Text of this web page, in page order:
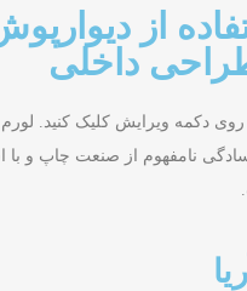
از
داخلی
روی دکمه ویرایش کلیک کنید.
نامفهوم از صنعت چاپ و با